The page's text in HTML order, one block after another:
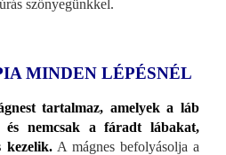
szőnyegünkkel.
MINDEN LÉPÉSNÉL
tartalmaz, amelyek a láb
és nemcsak a fáradt lábakat,
kezelik.A mágnes befolyásolja a